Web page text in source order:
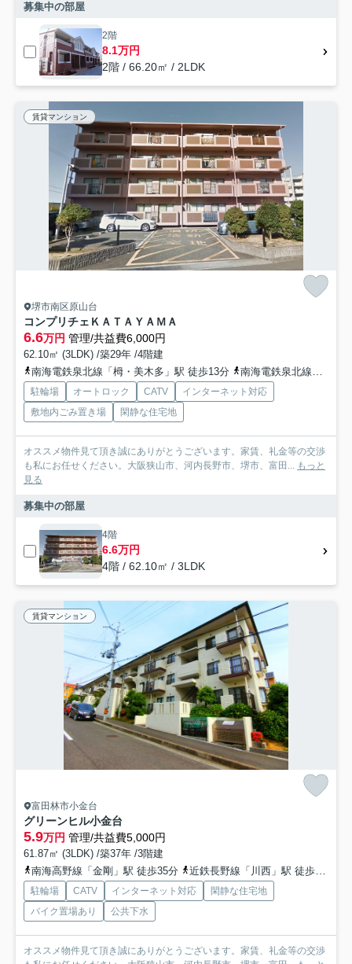
募集中の部屋
2階
8.1万円
2階 / 66.20㎡ / 2LDK
賃貸マンション
堺市南区原山台
コンプリチェＫＡＴＡＹＡＭＡ
6.6万円 管理/共益費6,000円
62.10㎡ (3LDK) /築29年 /4階建
南海電鉄泉北線「栂・美木多」駅 徒歩13分
南海電鉄泉北線「泉ケ丘」駅 徒歩35分
駐輪場 オートロック CATV
インターネット対応
敷地内ごみ置き場
閑静な住宅地
オススメ物件見て頂き誠にありがとうございます。家賃、礼金等の交渉
も私にお任せください。大阪狭山市、河内長野市、堺市、富田... もっと
見る
募集中の部屋
4階
6.6万円
4階 / 62.10㎡ / 3LDK
賃貸マンション
富田林市小金台
グリーンヒル小金台
5.9万円 管理/共益費5,000円
61.87㎡ (3LDK) /築37年 /3階建
南海高野線「金剛」駅 徒歩35分
近鉄長野線「川西」駅 徒歩18分
駐輪場 CATV インターネット対応
閑静な住宅地
バイク置場あり
公共下水
オススメ物件見て頂き誠にありがとうございます。家賃、礼金等の交渉